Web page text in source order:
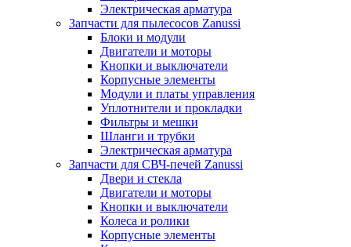
Электрическая арматура
Запчасти для пылесосов Zanussi
Блоки и модули
Двигатели и моторы
Кнопки и выключатели
Корпусные элементы
Модули и платы управления
Уплотнители и прокладки
Фильтры и мешки
Шланги и трубки
Электрическая арматура
Запчасти для СВЧ-печей Zanussi
Двери и стекла
Двигатели и моторы
Кнопки и выключатели
Колеса и ролики
Корпусные элементы